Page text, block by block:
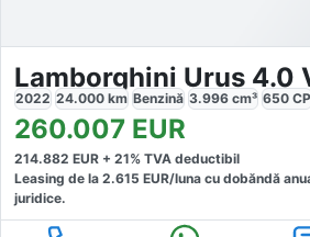
Lamborghini Urus 4.0
2022 24.000 km Benzină 3.996 cm³ 650 CP
260.007 EUR
214.882 EUR + 21% TVA deductibil
Leasing de la 2.615 EUR/luna cu dobăndă
juridice.